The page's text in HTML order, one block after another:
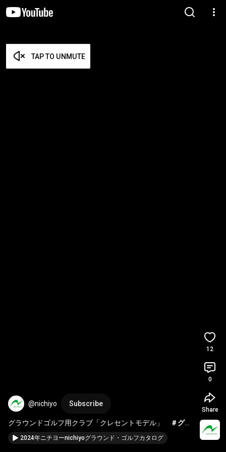
TAP TO UNMUTE
@nichiyo Subscribe
グラウンドゴルフ用クラブ「クレセントモデル」
＃グラ
ウンドゴルフ
＃クラブ ＃groundgolf #クレセントモ
デル
＃ニチヨー ＃nichiyo
2024年ニチヨーnichiyoグラウンド・ゴルフカタログ
12
0
Share